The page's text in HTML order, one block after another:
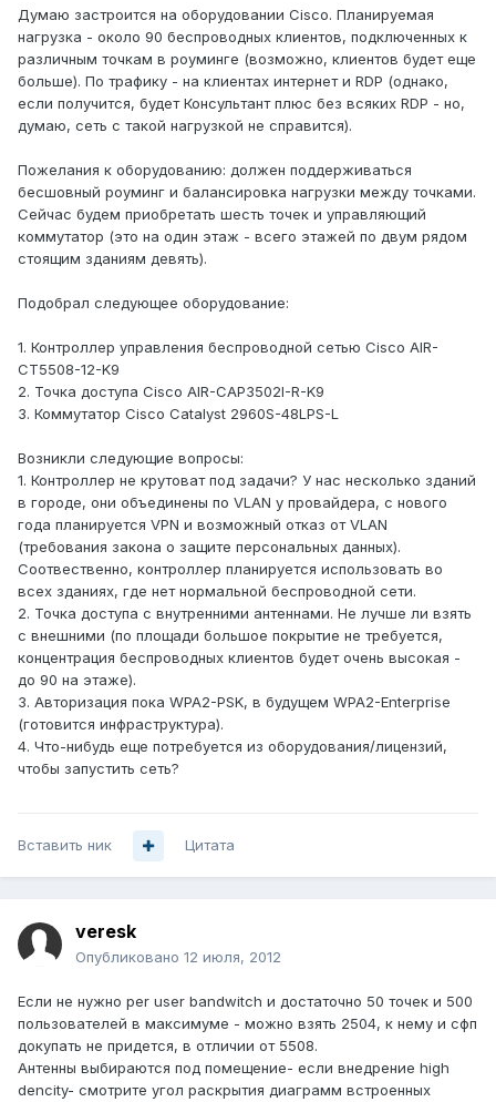
Думаю застроится на оборудовании Cisco. Планируемая
нагрузка - около 90 беспроводных клиентов, подключенных к
различным точкам в роуминге (возможно, клиентов будет еще
больше). По трафику - на клиентах интернет и RDP (однако,
если получится, будет Консультант плюс без всяких RDP - но,
думаю, сеть с такой нагрузкой не справится).
Пожелания к оборудованию: должен поддерживаться
бесшовный роуминг и балансировка нагрузки между точками.
Сейчас будем приобретать шесть точек и управляющий
коммутатор (это на один этаж - всего этажей по двум рядом
стоящим зданиям девять).
Подобрал следующее оборудование:
1. Контроллер управления беспроводной сетью Cisco AIR-
CT5508-12-K9
2. Точка доступа Cisco AIR-CAP3502I-R-K9
3. Коммутатор Cisco Catalyst 2960S-48LPS-L
Возникли следующие вопросы:
1. Контроллер не крутоват под задачи? У нас несколько зданий
в городе, они объединены по VLAN у провайдера, с нового
года планируется VPN и возможный отказ от VLAN
(требования закона о защите персональных данных).
Соотвественно, контроллер планируется использовать во
всех зданиях, где нет нормальной беспроводной сети.
2. Точка доступа с внутренними антеннами. Не лучше ли взять
с внешними (по площади большое покрытие не требуется,
концентрация беспроводных клиентов будет очень высокая -
до 90 на этаже).
3. Авторизация пока WPA2-PSK, в будущем WPA2-Enterprise
(готовится инфраструктура).
4. Что-нибудь еще потребуется из оборудования/лицензий,
чтобы запустить сеть?
Вставить ник Цитата
veresk
Опубликовано 12 июля, 2012
Если не нужно per user bandwitch и достаточно 50 точек и 500
пользователей в максимуме - можно взять 2504, к нему и сфп
докупать не придется, в отличии от 5508.
Антенны выбираются под помещение- если внедрение high
dencity- смотрите угол раскрытия диаграмм встроенных